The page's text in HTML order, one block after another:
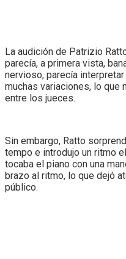
La audición de Patrizio
parecía, a primera vista,
nervioso, parecía
muchas variaciones, lo que
entre los jueces.
Sin embargo, Ratto
tempo e introdujo un ritmo
tocaba el piano con una
brazo al ritmo, lo que dejó
público.